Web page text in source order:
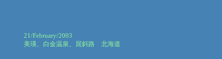
21/February/2003
美瑛、白金温泉、屈斜路 北海道